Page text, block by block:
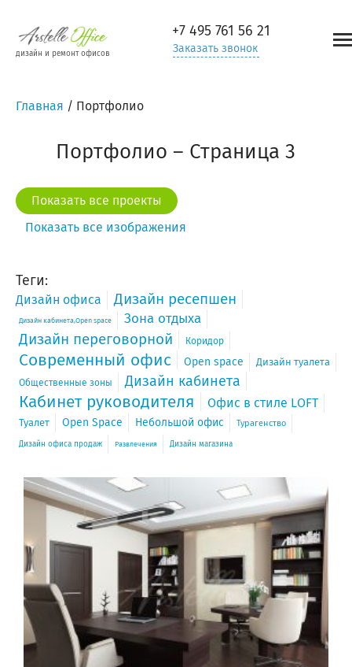
дизайн и ремонт офисов
+7 495761 56 21
Заказать звонок
Главная / Портфолио
Портфолио – Страница 3
Показать все проекты
Показать все изображения
Теги:
Дизайн офиса Дизайн ресепшен
Дизайн кабинета,Open space Зона отдыха
Дизайн переговорной Коридор
Современный офис Open space Дизайн туалета
Общественные зоны Дизайн кабинета
Кабинет руководителя Офис в стиле LOFT
Туалет Open Space Небольшой офис Турагенство
Дизайн офиса продаж Развлечения Дизайн магазина